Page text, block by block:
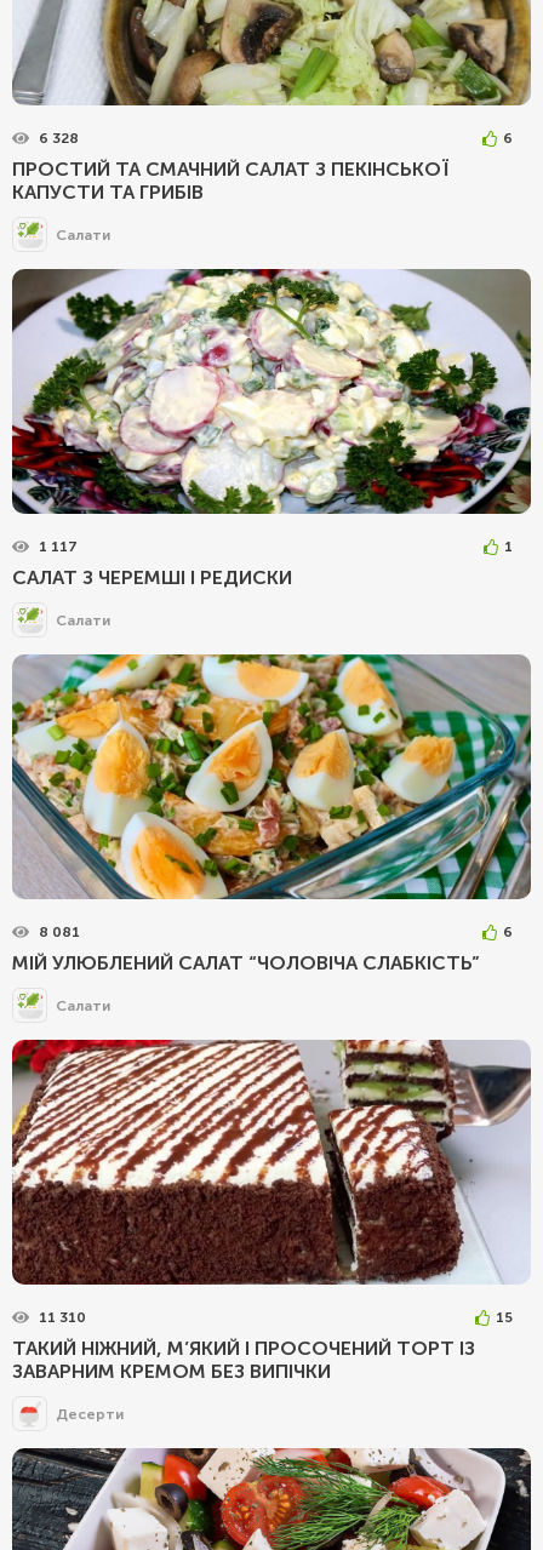
6 328 6
ПРОСТИЙ ТА СМАЧНИЙ САЛАТ З ПЕКІНСЬКОЇ
КАПУСТИ ТА ГРИБІВ
Салати
1 117 1
САЛАТ З ЧЕРЕМШІ І РЕДИСКИ
Салати
8 081 6
МІЙ УЛЮБЛЕНИЙ САЛАТ “ЧОЛОВІЧА СЛАБКІСТЬ”
Салати
11 310 15
ТАКИЙ НІЖНИЙ, М’ЯКИЙ І ПРОСОЧЕНИЙ ТОРТ ІЗ
ЗАВАРНИМ КРЕМОМ БЕЗ ВИПІЧКИ
Десерти